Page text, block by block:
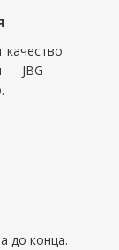
качество
— JBG-
до конца.